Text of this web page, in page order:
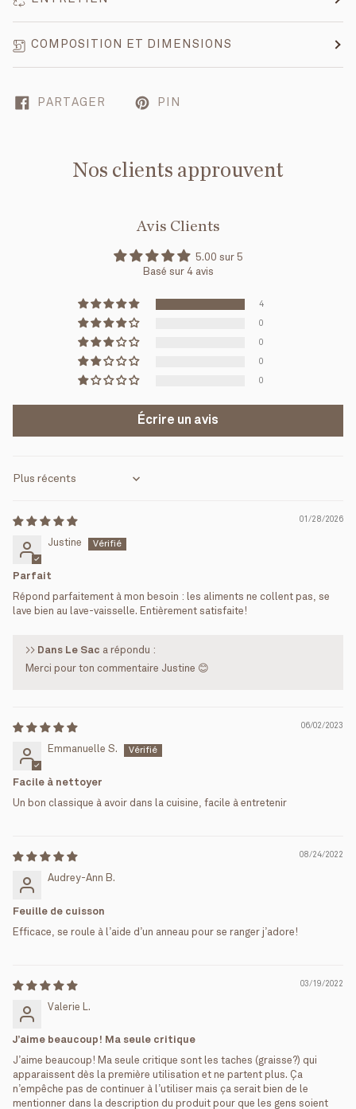
COMPOSITION ET DIMENSIONS
PARTAGER PIN
Nos clients approuvent
Avis Clients
5.00 sur 5
Basé sur 4 avis
4
0
0
0
0
Écrire un avis
Sort by
01/28/2026
Justine
Parfait
Répond parfaitement à mon besoin : les aliments ne collent pas, se
lave bien au lave-vaisselle. Entièrement satisfaite!
>> Dans Le Sac a répondu :
Merci pour ton commentaire Justine 😊
06/02/2023
Emmanuelle S.
Facile à nettoyer
Un bon classique à avoir dans la cuisine, facile à entretenir
08/24/2022
Audrey-Ann B.
Feuille de cuisson
Efficace, se roule à l’aide d’un anneau pour se ranger j’adore!
03/19/2022
Valerie L.
J’aime beaucoup! Ma seule critique
J’aime beaucoup! Ma seule critique sont les taches (graisse?) qui
apparaissent dès la première utilisation et ne partent plus. Ça
n’empêche pas de continuer à l’utiliser mais ça serait bien de le
mentionner dans la description du produit pour que les gens soient